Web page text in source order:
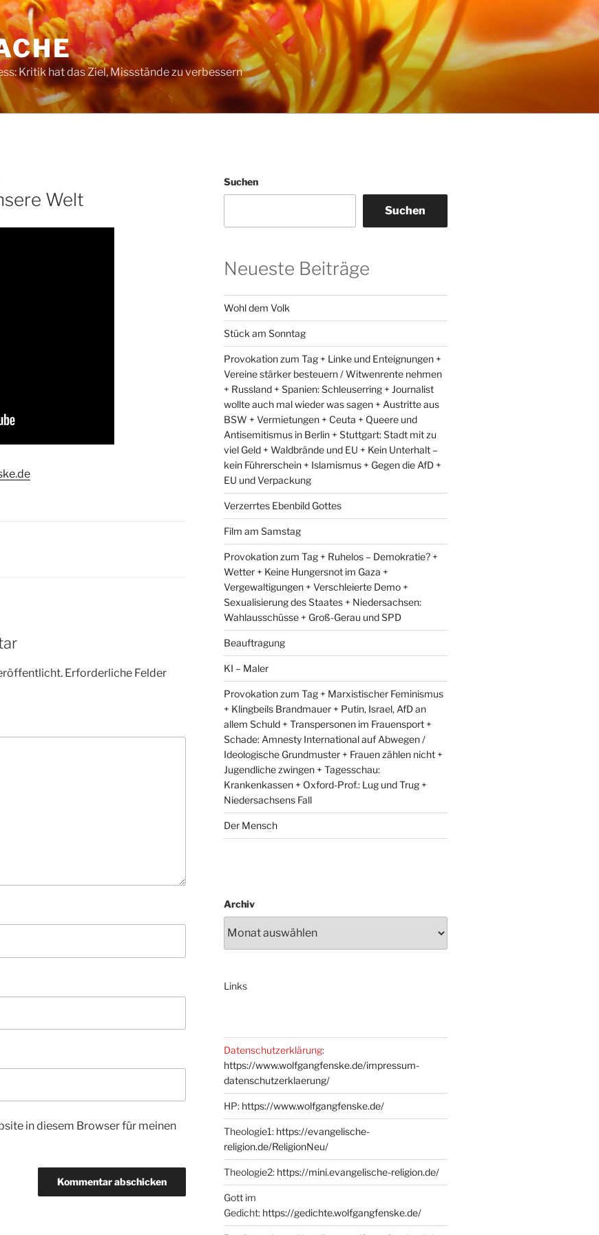
Kritik hat das Ziel, Missstände zu verbessern
Welt
Erforderliche Felder
in diesem Browser für meinen
Suchen
Suchen
Neueste Beiträge
Wohl dem Volk
Stück am Sonntag
Provokation zum Tag + Linke und Enteignungen +
Vereine stärker besteuern / Witwenrente nehmen
+ Russland + Spanien: Schleuserring + Journalist
wollte auch mal wieder was sagen + Austritte aus
BSW + Vermietungen + Ceuta + Queere und
Antisemitismus in Berlin + Stuttgart: Stadt mit zu
viel Geld + Waldbrände und EU + Kein Unterhalt –
kein Führerschein + Islamismus + Gegen die AfD +
EU und Verpackung
Verzerrtes Ebenbild Gottes
Film am Samstag
Provokation zum Tag + Ruhelos – Demokratie? +
Wetter + Keine Hungersnot im Gaza +
Vergewaltigungen + Verschleierte Demo +
Sexualisierung des Staates + Niedersachsen:
Wahlausschüsse + Groß-Gerau und SPD
Beauftragung
KI – Maler
Provokation zum Tag + Marxistischer Feminismus
+ Klingbeils Brandmauer + Putin, Israel, AfD an
allem Schuld + Transpersonen im Frauensport +
Schade: Amnesty International auf Abwegen /
Ideologische Grundmuster + Frauen zählen nicht +
Jugendliche zwingen + Tagesschau:
Krankenkassen + Oxford-Prof.: Lug und Trug +
Niedersachsens Fall
Der Mensch
Archiv
Links
Datenschutzerklärung:
https://www.wolfgangfenske.de/impressum-
datenschutzerklaerung/
HP: https://www.wolfgangfenske.de/
Theologie1: https://evangelische-
religion.de/ReligionNeu/
Theologie2: https://mini.evangelische-religion.de/
Gott im
Gedicht: https://gedichte.wolfgangfenske.de/